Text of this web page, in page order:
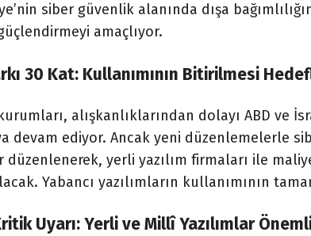
siber güvenlik alanında dışa
amaçlıyor.
30 Kat: Kullanımının Bitirilmesi
alışkanlıklarından dolayı ABD ve
devam ediyor. Ancak yeni düzenlemelerle
düzenlenerek, yerli yazılım firmaları ile
Yabancı yazılımların kullanımının
Uyarı: Yerli ve Millî Yazılımlar